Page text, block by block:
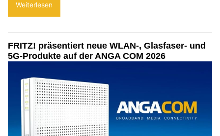
Weiterlesen
FRITZ! präsentiert neue WLAN-, Glasfaser- und
5G-Produkte auf der ANGA COM 2026